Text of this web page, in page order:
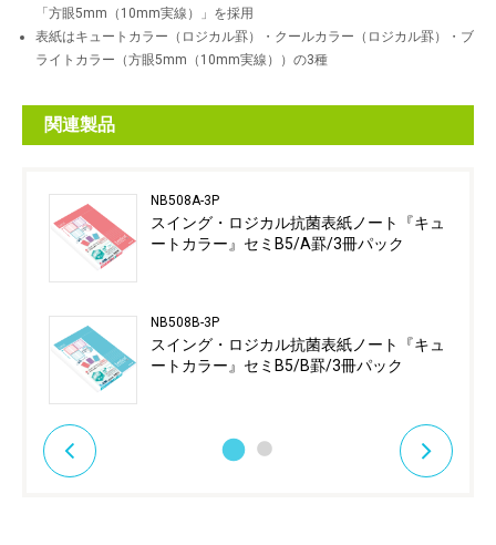
「方眼5mm（10mm実線）」を採用
表紙はキュートカラー（ロジカル罫）・クールカラー（ロジカル罫）・ブ
ライトカラー（方眼5mm（10mm実線））の3種
関連製品
NB508A-3P
スイング・ロジカル抗菌表紙ノート『キュ
ートカラー』セミB5/A罫/3冊パック
NB508B-3P
スイング・ロジカル抗菌表紙ノート『キュ
ートカラー』セミB5/B罫/3冊パック